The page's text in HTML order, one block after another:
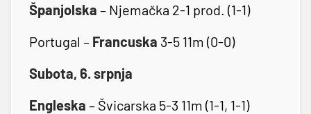
Španjolska – Njemačka 2-1 prod. (1-1)
Portugal – Francuska 3-5 11m (0-0)
Subota, 6. srpnja
Engleska – Švicarska 5-3 11m (1-1, 1-1)